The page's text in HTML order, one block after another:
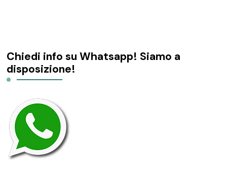
Chiedi info su Whatsapp! Siamo a
disposizione!